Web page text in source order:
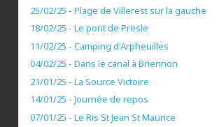
25/02/25 - Plage de Villerest sur la gauche
18/02/25 - Le pont de Presle
11/02/25 - Camping d'Arpheuilles
04/02/25 - Dans le canal à Briennon
21/01/25 - La Source Victoire
14/01/25 - Journée de repos
07/01/25 - Le Ris St Jean St Maurice